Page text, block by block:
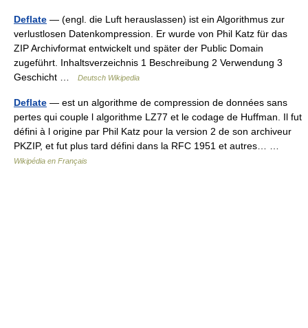
Deflate — (engl. die Luft herauslassen) ist ein Algorithmus zur
verlustlosen Datenkompression. Er wurde von Phil Katz für das
ZIP Archivformat entwickelt und später der Public Domain
zugeführt. Inhaltsverzeichnis 1 Beschreibung 2 Verwendung 3
Geschicht …
Deutsch Wikipedia
Deflate — est un algorithme de compression de données sans
pertes qui couple l algorithme LZ77 et le codage de Huffman. Il fut
défini à l origine par Phil Katz pour la version 2 de son archiveur
PKZIP, et fut plus tard défini dans la RFC 1951 et autres… …
Wikipédia en Français